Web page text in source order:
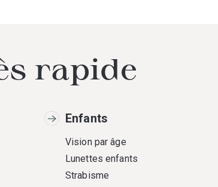
rapide
Enfants
Vision par âge
Lunettes enfants
Strabisme